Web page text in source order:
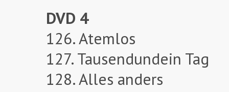
DVD 4
126. Atemlos
127. Tausendundein Tag
128. Alles anders